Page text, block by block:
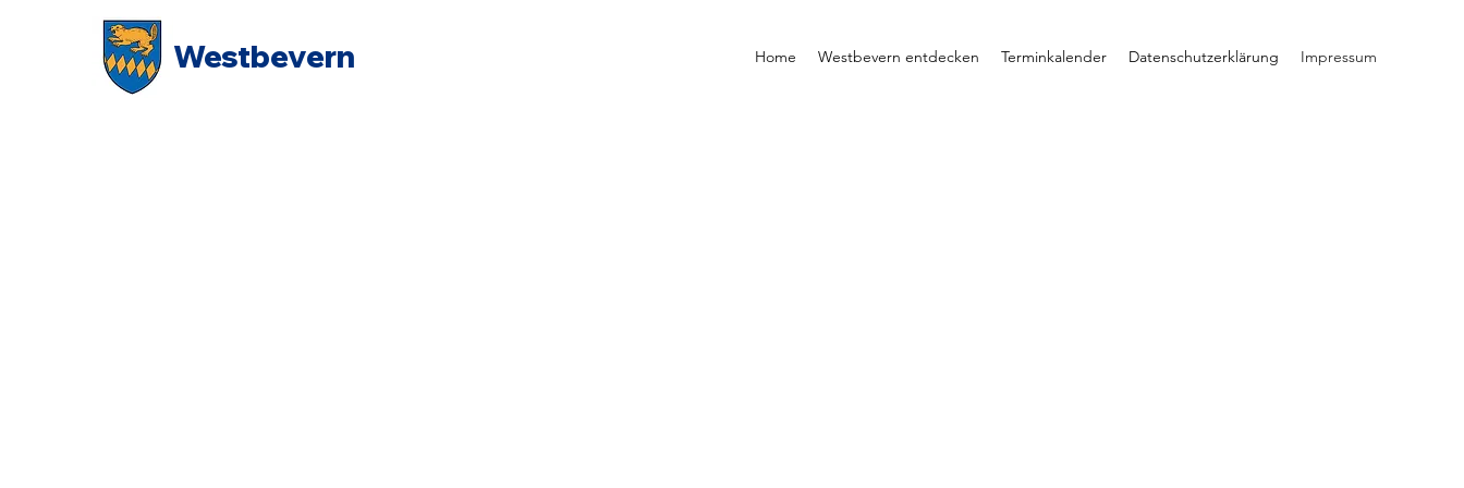
Westbevern Home Westbevern entdecken Terminkalender Datenschutzerklärung Impressum